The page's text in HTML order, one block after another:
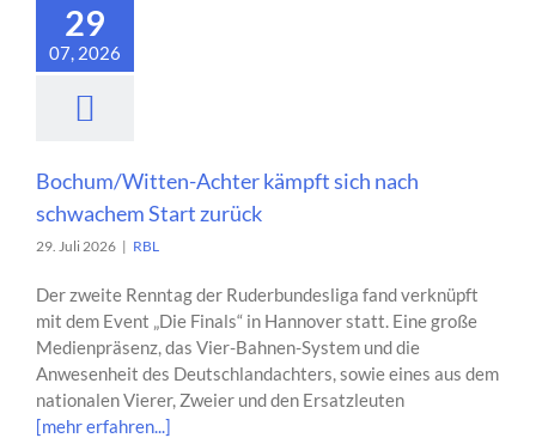
29
07, 2026
Bochum/Witten-Achter kämpft sich nach
schwachem Start zurück
29. Juli 2026 | RBL
Der zweite Renntag der Ruderbundesliga fand verknüpft
mit dem Event „Die Finals“ in Hannover statt. Eine große
Medienpräsenz, das Vier-Bahnen-System und die
Anwesenheit des Deutschlandachters, sowie eines aus dem
nationalen Vierer, Zweier und den Ersatzleuten
[mehr erfahren...]